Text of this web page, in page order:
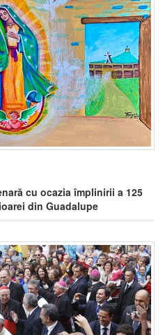
cu ocazia împlinirii a 125
din Guadalupe